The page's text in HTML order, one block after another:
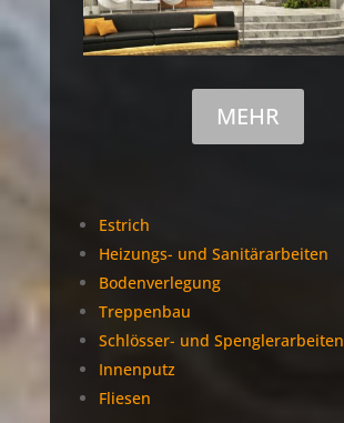
MEHR
Estrich
Heizungs- und Sanitärarbeiten
Bodenverlegung
Treppenbau
Schlösser- und Spenglerarbeiten
Innenputz
Fliesen